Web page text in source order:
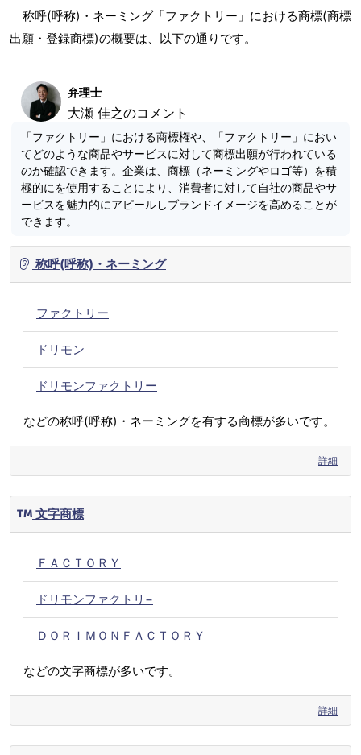
称呼(呼称)・ネーミング「ファクトリー」における商標(商標
出願・登録商標)の概要は、以下の通りです。
弁理士
大瀬 佳之のコメント
「ファクトリー」における商標権や、「ファクトリー」におい
てどのような商品やサービスに対して商標出願が行われている
のか確認できます。企業は、商標（ネーミングやロゴ等）を積
極的にを使用することにより、消費者に対して自社の商品やサ
ービスを魅力的にアピールしブランドイメージを高めることが
できます。
称呼(呼称)・ネーミング
ファクトリー
ドリモン
ドリモンファクトリー
などの称呼(呼称)・ネーミングを有する商標が多いです。
詳細
文字商標
ＦＡＣＴＯＲＹ
ドリモンファクトリ−
ＤＯＲＩＭＯＮＦＡＣＴＯＲＹ
などの文字商標が多いです。
詳細